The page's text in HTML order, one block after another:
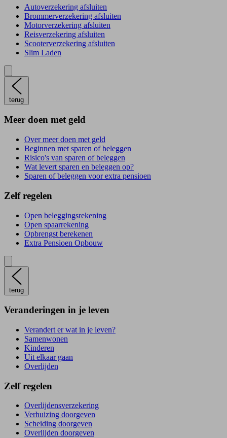
Autoverzekering afsluiten
Brommerverzekering afsluiten
Motorverzekering afsluiten
Reisverzekering afsluiten
Scooterverzekering afsluiten
Slim Laden
terug
Meer doen met geld
Over meer doen met geld
Beginnen met sparen of beleggen
Risico's van sparen of beleggen
Wat levert sparen en beleggen op?
Sparen of beleggen voor extra pensioen
Zelf regelen
Open beleggingsrekening
Open spaarrekening
Opbrengst berekenen
Extra Pensioen Opbouw
terug
Veranderingen in je leven
Verandert er wat in je leven?
Samenwonen
Kinderen
Uit elkaar gaan
Overlijden
Zelf regelen
Overlijdensverzekering
Verhuizing doorgeven
Scheiding doorgeven
Overlijden doorgeven